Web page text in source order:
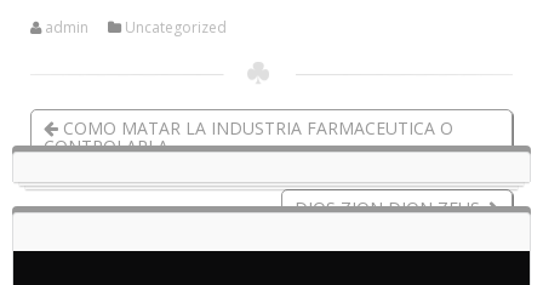
admin Uncategorized
COMO MATAR LA INDUSTRIA FARMACEUTICA O
CONTROLARLA
DIOS ZION DION ZEUS